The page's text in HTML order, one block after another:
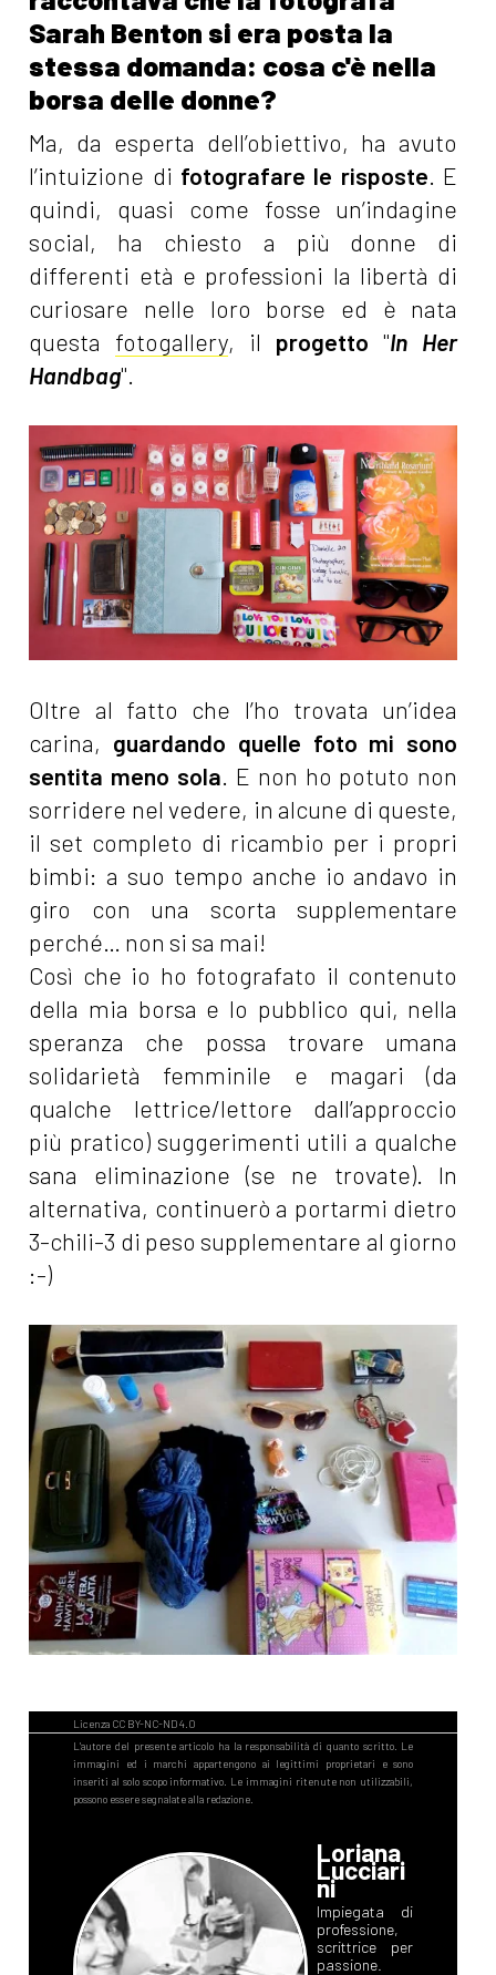
Sarah Benton si era posta la
stessa domanda: cosa c'è nella
borsa delle donne?
Ma, da esperta dell’obiettivo, ha avuto
l’intuizione di fotografare le risposte . E
quindi, quasi come fosse un’indagine
social, ha chiesto a più donne di
differenti età e professioni la libertà di
curiosare nelle loro borse ed è nata
questa fotogallery, il progetto "In Her
Handbag".
Oltre al fatto che l’ho trovata un’idea
carina, guardando quelle foto mi sono
sentita meno sola . E non ho potuto non
sorridere nel vedere, in alcune di queste,
il set completo di ricambio per i propri
bimbi: a suo tempo anche io andavo in
giro con una scorta supplementare
perché… non si sa mai!
Così che io ho fotografato il contenuto
della mia borsa e lo pubblico qui, nella
speranza che possa trovare umana
solidarietà femminile e magari (da
qualche lettrice/lettore dall’approccio
più pratico) suggerimenti utili a qualche
sana eliminazione (se ne trovate). In
alternativa, continuerò a portarmi dietro
3-chili-3 di peso supplementare al giorno
:-)
Loriana
Lucciari
ni
Impiegata di
professione,
scrittrice per
passione.